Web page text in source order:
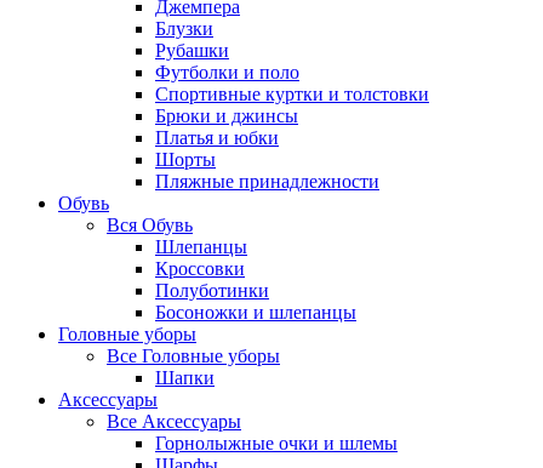
Джемпера
Блузки
Рубашки
Футболки и поло
Спортивные куртки и толстовки
Брюки и джинсы
Платья и юбки
Шорты
Пляжные принадлежности
Обувь
Вся Обувь
Шлепанцы
Кроссовки
Полуботинки
Босоножки и шлепанцы
Головные уборы
Все Головные уборы
Шапки
Аксессуары
Все Аксессуары
Горнолыжные очки и шлемы